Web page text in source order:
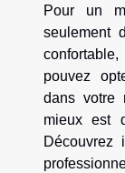
Pour un
seulement
pouvez
dans votre
mieux est